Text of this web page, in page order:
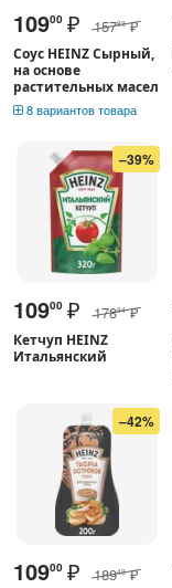
10900 ₽ 15789 ₽
Соус HEINZ Сырный,
на основе
растительных масел
8 вариантов товара
–39%
10900 ₽ 17894 ₽
Кетчуп HEINZ
Итальянский
–42%
10900 ₽ 18949 ₽